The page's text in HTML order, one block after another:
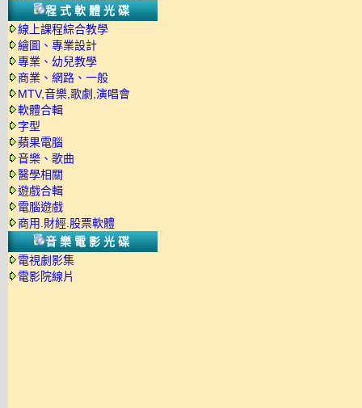
程式軟體光碟
線上課程綜合教學
繪圖、專業設計
專業、幼兒教學
商業、網路、一般
MTV,音樂,歌劇,演唱會
軟體合輯
字型
蘋果電腦
音樂、歌曲
醫學相關
遊戲合輯
電腦遊戲
商用.財經.股票軟體
音樂電影光碟
電視劇影集
電影院線片